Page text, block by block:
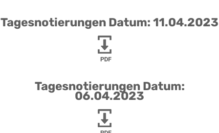
Tagesnotierungen Datum: 11.04.2023
PDF
Tagesnotierungen Datum:
06.04.2023